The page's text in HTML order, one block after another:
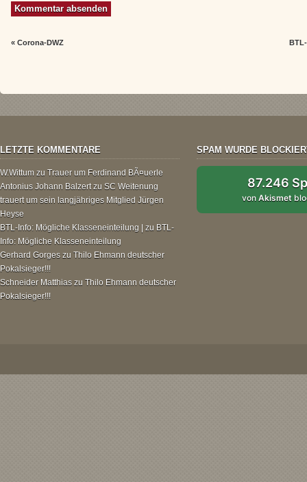
«Corona-DWZ
LETZTE KOMMENTARE
W.Wittum zu Trauer um Ferdinand BÃ¤uerle
Antonius Johann Balzertzu SC Weitenung
trauert um sein langjähriges Mitglied Jürgen
Heyse
BTL-Info: Mögliche Klasseneinteilung | zu BTL-
Info: Mögliche Klasseneinteilung
Gerhard Gorges zu Thilo Ehmann deutscher
Pokalsieger!!!
Schneider Matthias zu Thilo Ehmann deutscher
Pokalsieger!!!
SPAM WURDE
87.246
vonAkismet